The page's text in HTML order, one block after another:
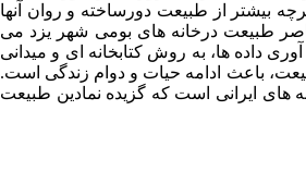
بیشتر از طبیعت دورساخته و روان آنها
طبیعت درخانه های بومی شهر یزد می
داده ها، به روش کتابخانه ای و میدانی
باعث ادامه حیات و دوام زندگی است.
های ایرانی است که گزیده نمادین طبیعت